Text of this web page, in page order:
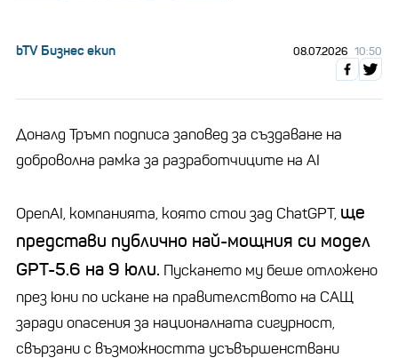
bTV Бизнес екип 08.07.2026 10:50
Доналд Тръмп подписа заповед за създаване на
доброволна рамка за разработчиците на AI
OpenAI, компанията, която стои зад ChatGPT, ще
представи публично най-мощния си модел
GPT-5.6 на 9 юли. Пускането му беше отложено
през юни по искане на правителството на САЩ
заради опасения за националната сигурност,
свързани с възможността усъвършенствани